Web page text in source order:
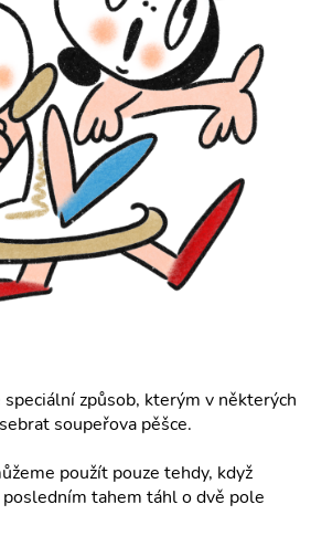
způsob, kterým v některých
soupeřova pěšce.
použít pouze tehdy, když
tahem táhl o dvě pole